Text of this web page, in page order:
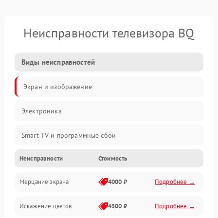
Неисправности телевизора BQ
Виды неисправностей
Экран и изображение
Электроника
Smart TV и программные сбои
Питание и запуск
Подсветка и LED-модули
Звук и аудиосистема
Неисправности Стоимость
Мерцание экрана 4000 ₽ Подробнее →
Искажение цветов 4500 ₽ Подробнее →